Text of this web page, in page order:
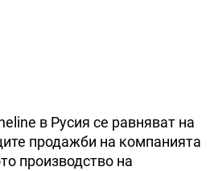
в Русия се равняват на
продажби на компанията
производство на